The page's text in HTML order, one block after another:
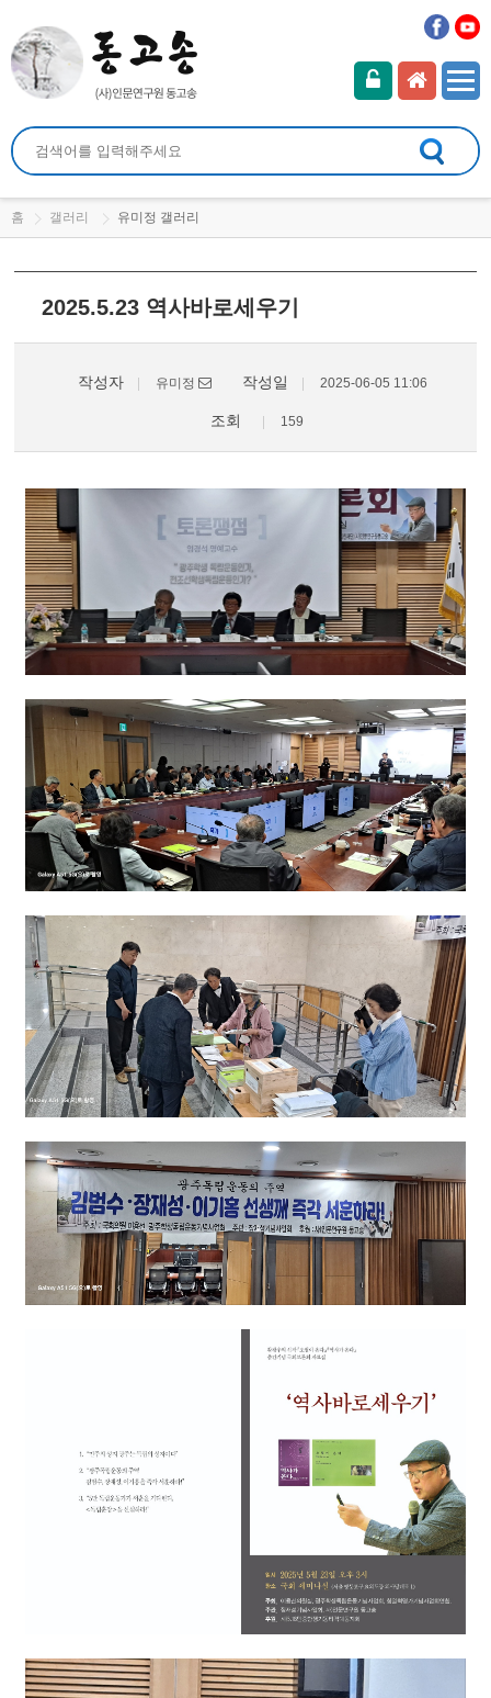
홈 갤러리 유미정 갤러리
2025.5.23 역사바로세우기
작성자 유미정 작성일 2025-06-05 11:06
조회 159